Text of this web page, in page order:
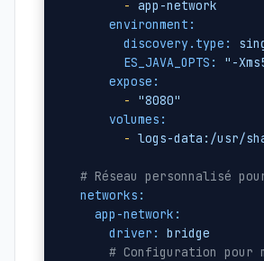
- app-network
environment:
discovery.type:
ES_JAVA_OPTS:
"-
expose:
-
"8080"
volumes:
- logs-data:/usr/
# Réseau personnalisé
networks:
app-network:
driver:
bridge
# Configuration